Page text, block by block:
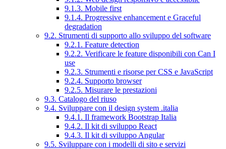
9.1.3. Mobile first
9.1.4. Progressive enhancement e Graceful
degradation
9.2. Strumenti di supporto allo sviluppo del software
9.2.1. Feature detection
9.2.2. Verificare le feature disponibili con Can I
use
9.2.3. Strumenti e risorse per CSS e JavaScript
9.2.4. Supporto browser
9.2.5. Misurare le prestazioni
9.3. Catalogo del riuso
9.4. Sviluppare con il design system .italia
9.4.1. Il framework Bootstrap Italia
9.4.2. Il kit di sviluppo React
9.4.3. Il kit di sviluppo Angular
9.5. Sviluppare con i modelli di sito e servizi